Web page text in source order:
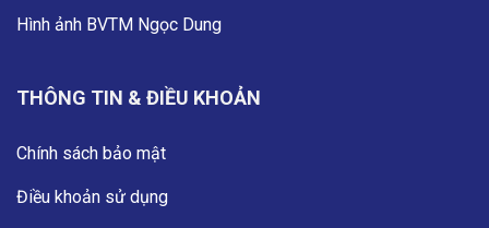
Hình ảnh BVTM Ngọc Dung
THÔNG TIN & ĐIỀU KHOẢN
Chính sách bảo mật
Điều khoản sử dụng